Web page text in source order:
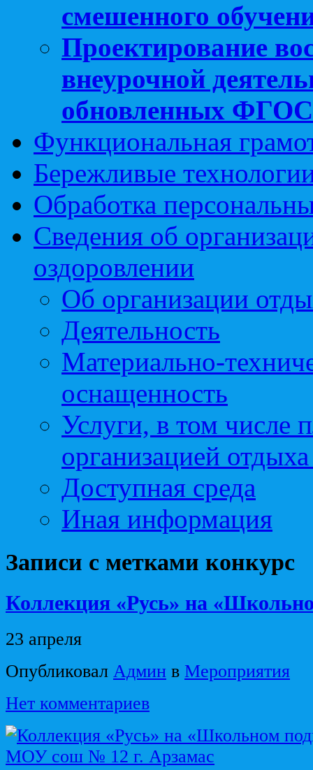
смешенного
Проектирование
внеурочной
обновленных
Функциональная
Бережливые
Обработка
Сведения об
оздоровлении
Об организации
Деятельность
Материально-
оснащенность
Услуги, в том числе
организацией
Доступная среда
Иная информация
Записи с метками конкурс
Коллекция «Русь» на
23 апреля
Опубликовал Админ в Мероприятия
Нет комментариев